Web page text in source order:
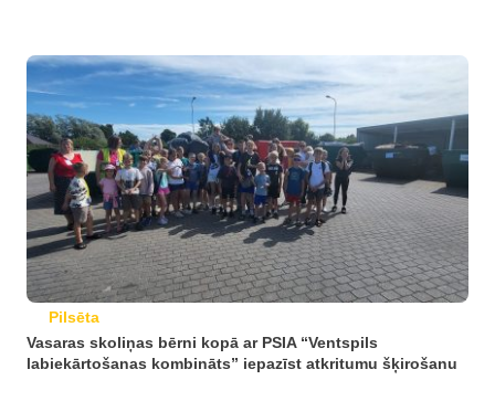
Pilsēta
Vasaras skoliņas bērni kopā ar PSIA “Ventspils
labiekārtošanas kombināts” iepazīst atkritumu šķirošanu